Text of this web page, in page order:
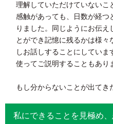
理解していただけていないこ
感触があっても、日数が経つ
りました。同じようにお伝え
とができ記憶に残るかは様々
しお話しすることにしてい
使ってご説明することもあり
もし分からないことが出てき
私にできることを見極め